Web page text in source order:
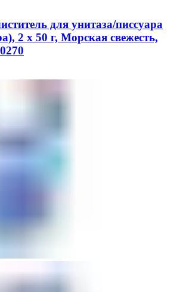
для унитаза/писсуара
2 х 50 г, Морская свежесть,